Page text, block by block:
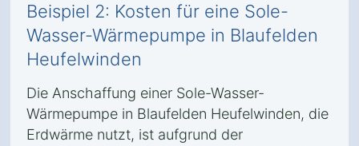
Beispiel 2: Kosten für eine Sole-
Wasser-Wärmepumpe in Blaufelden
Heufelwinden
Die Anschaffung einer Sole-Wasser-
Wärmepumpe in Blaufelden Heufelwinden, die
Erdwärme nutzt, ist aufgrund der